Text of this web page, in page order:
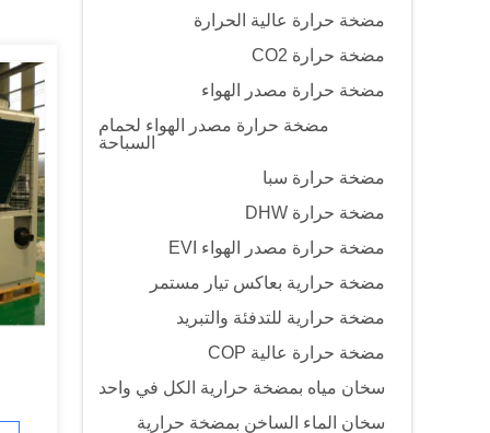
مضخة حرارة عالية الحرارة
مضخة حرارة CO2
مضخة حرارة مصدر الهواء
مضخة حرارة مصدر الهواء لحمام
السباحة
مضخة حرارة سبا
مضخة حرارة DHW
مضخة حرارة مصدر الهواء EVI
مضخة حرارية بعاكس تيار مستمر
مضخة حرارية للتدفئة والتبريد
مضخة حرارة عالية COP
سخان مياه بمضخة حرارية الكل في واحد
سخان الماء الساخن بمضخة حرارية